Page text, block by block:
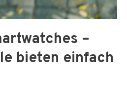
–
bieten einfach